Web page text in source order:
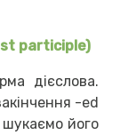
participle)
дієслова.
-ed
його